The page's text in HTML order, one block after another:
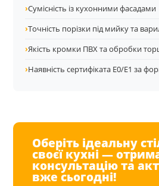
›Сумісність із кухонними фасадами
›Точність порізки під мийку та
›Якість кромки ПВХ та обробки
›Наявність сертифіката E0/E1 за
Оберіть ідеальну
своєї кухні —
консультацію та
вже сьогодні!